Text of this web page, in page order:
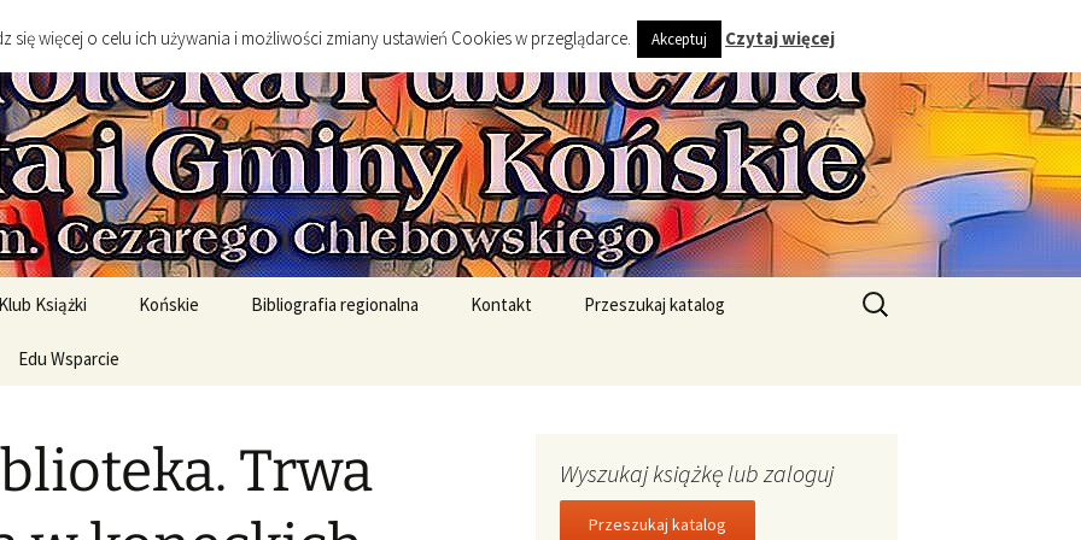
Miasta i Gminy
Książki
DKK
Końskie Bibliografia regionalna
Środowisko geograficzne
Historia
Kontakt Przeszukaj katalog
Edu Wsparcie
English Original Books /
Wersje oryginalne
Szukaj:
Trwa
Wyszukaj książkę lub zaloguj
się więcej o celu ich używania i możliwości zmiany ustawień Cookies w przeglądarce. Akceptuj Czytaj więcej